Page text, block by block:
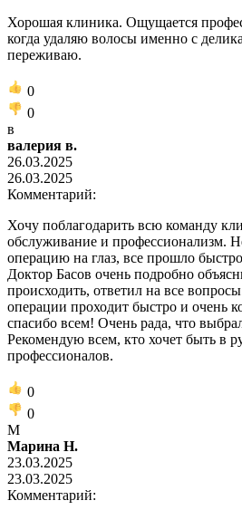
Хорошая клиника. Ощущается
когда удаляю волосы именно с
переживаю.
0
0
в
валерия в.
26.03.2025
26.03.2025
Комментарий:
Хочу поблагодарить всю команду
обслуживание и профессионализм.
операцию на глаз, все прошло
Доктор Басов очень подробно
происходить, ответил на все
операции проходит быстро и очень
спасибо всем! Очень рада, что
Рекомендую всем, кто хочет быть в
профессионалов.
0
0
М
Марина Н.
23.03.2025
23.03.2025
Комментарий: